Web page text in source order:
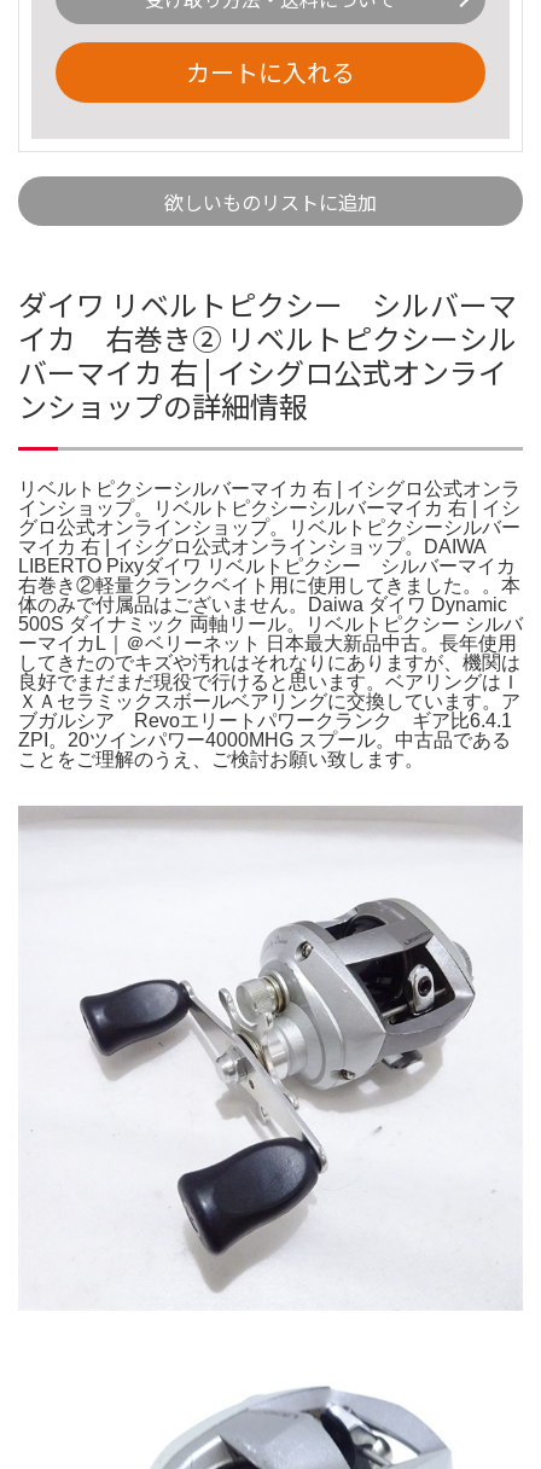
カートに入れる
欲しいものリストに追加
ダイワ リベルトピクシー シルバーマ
イカ 右巻き② リベルトピクシーシル
バーマイカ 右 | イシグロ公式オンライ
ンショップの詳細情報
リベルトピクシーシルバーマイカ 右 | イシグロ公式オンラ
インショップ。リベルトピクシーシルバーマイカ 右 | イシ
グロ公式オンラインショップ。リベルトピクシーシルバー
マイカ 右 | イシグロ公式オンラインショップ。DAIWA
LIBERTO Pixyダイワ リベルトピクシー シルバーマイカ
右巻き②軽量クランクベイト用に使用してきました。。本
体のみで付属品はございません。Daiwa ダイワ Dynamic
500S ダイナミック 両軸リール。リベルトピクシー シルバ
ーマイカL｜＠ベリーネット 日本最大新品中古。長年使用
してきたのでキズや汚れはそれなりにありますが、機関は
良好でまだまだ現役で行けると思います。ベアリングはＩ
ＸＡセラミックスボールベアリングに交換しています。ア
ブガルシア Revoエリートパワークランク ギア比6.4.1
ZPI。20ツインパワー4000MHG スプール。中古品である
ことをご理解のうえ、ご検討お願い致します。